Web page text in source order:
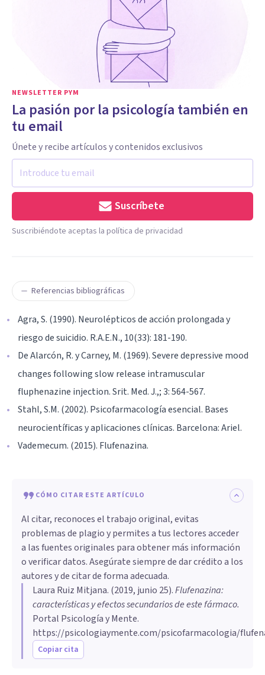
NEWSLETTER PYM
La pasión por la psicología también en
tu email
Únete y recibe artículos y contenidos exclusivos
Suscríbete
Suscribiéndote aceptas la política de privacidad
Referencias bibliográficas
Agra, S. (1990). Neurolépticos de acción prolongada y
riesgo de suicidio. R.A.E.N., 10(33): 181-190.
De Alarcón, R. y Carney, M. (1969). Severe depressive mood
changes following slow release intramuscular
fluphenazine injection. Srit. Med. J.,; 3: 564-567.
Stahl, S.M. (2002). Psicofarmacología esencial. Bases
neurocientíficas y aplicaciones clínicas. Barcelona: Ariel.
Vademecum. (2015). Flufenazina.
CÓMO CITAR ESTE ARTÍCULO
Al citar, reconoces el trabajo original, evitas
problemas de plagio y permites a tus lectores acceder
a las fuentes originales para obtener más información
o verificar datos. Asegúrate siempre de dar crédito a los
autores y de citar de forma adecuada.
Laura Ruiz Mitjana. (2019, junio 25).Flufenazina:
características y efectos secundarios de este fármaco.
Portal Psicología y Mente.
https://psicologiaymente.com/psicofarmacologia/
Copiar cita